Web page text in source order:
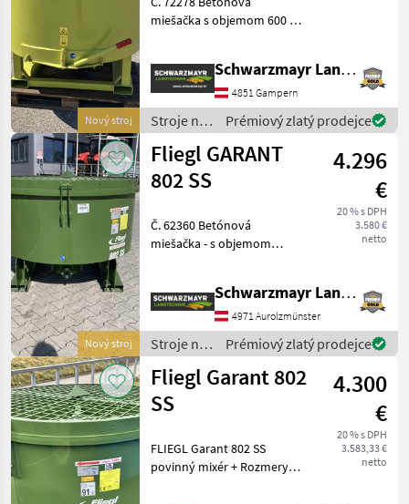
Marketplace
Nabídky
prodejců
Inzeráty
Nový stroj
miešačka s objemom 600 l -
odpruženými trojlistovými
miešacími lopatkami - s
výpustným uzáverom vzad
Schwarzmayr Landtechnik GmbH - Gampern
4851 Gampern
Stroje na
stavbu /
Fliegl
Prémiový zlatý prodejce
Nový stroj
Fliegl GARANT
802 SS
4.296
€
20 % s DPH
3.580 €
netto
Č. 62360 Betónová
miešačka - s objemom
vysokozdvižný vozík:
rozmery úchytov: 152 mm x
72 mm - s 3-lopatkovými
miešacími lopa
Schwarzmayr Landtechnik GmbH - Aurolzmünster
4971 Aurolzmünster
Stroje na
stavbu /
Fliegl
Prémiový zlatý prodejce
Fliegl Garant 802
SS
4.300
€
20 % s DPH
3.583,33 €
netto
FLIEGL Garant 802 SS
povinný mixér + Rozmery